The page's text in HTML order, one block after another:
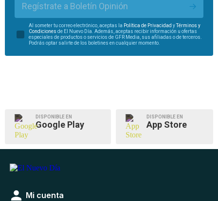
Regístrate a Boletín Opinión
Al someter tu correo electrónico, aceptas la Política de Privacidad yTérminos y
Condiciones de El Nuevo Día. Además, aceptas recibir información u ofertas
especiales de productos o servicios de GFR Media, sus afiliadas o de terceros.
Podrás optar salirte de los boletines en cualquier momento.
DISPONIBLE EN
Google Play
DISPONIBLE EN
App Store
Mi cuenta